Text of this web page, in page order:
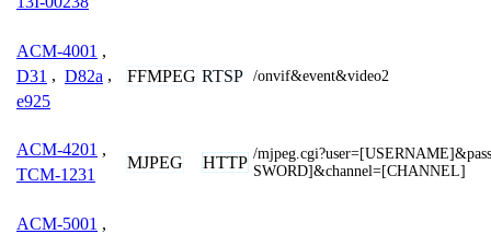
ACM-4001 ,
D31 , D82a ,
e925
FFMPEG RTSP /onvif&event&video2
ACM-4201 ,
TCM-1231
MJPEG HTTP /
SWORD]&channel=[CHANNEL]
ACM-5001 ,